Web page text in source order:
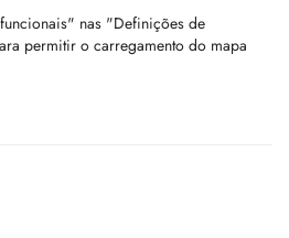
nas "Definições de
permitir o carregamento do mapa